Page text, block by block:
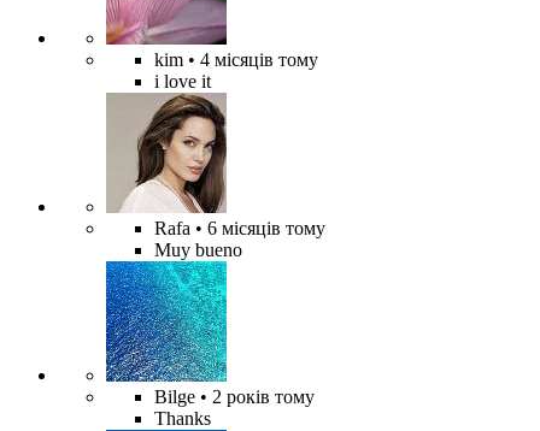
kim • 4 місяців тому
i love it
Rafa • 6 місяців тому
Muy bueno
Bilge • 2 років тому
Thanks